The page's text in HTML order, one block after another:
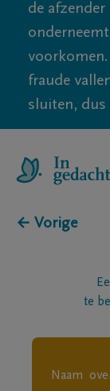
de
fraude
sluiten, dus
← Vorige
te